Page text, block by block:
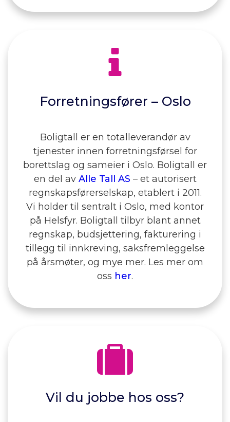
Forretningsfører – Oslo
Boligtall er en totalleverandør av
tjenester innen forretningsførsel for
borettslag og sameier i Oslo. Boligtall er
en del av Alle Tall AS – et autorisert
regnskapsførerselskap, etablert i 2011.
Vi holder til sentralt i Oslo, med kontor
på Helsfyr. Boligtall tilbyr blant annet
regnskap, budsjettering, fakturering i
tillegg til innkreving, saksfremleggelse
på årsmøter, og mye mer. Les mer om
oss her.
Vil du jobbe hos oss?